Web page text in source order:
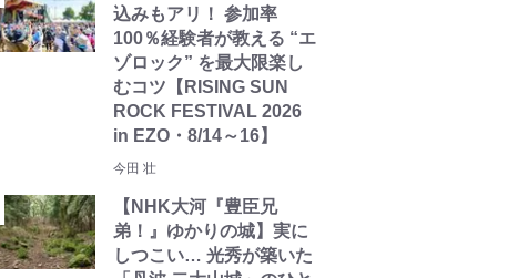
込みもアリ！ 参加率
100％経験者が教える “エ
ゾロック” を最大限楽し
むコツ【RISING SUN
ROCK FESTIVAL 2026
in EZO・8/14～16】
今田 壮
【NHK大河『豊臣兄
弟！』ゆかりの城】実に
しつこい… 光秀が築いた